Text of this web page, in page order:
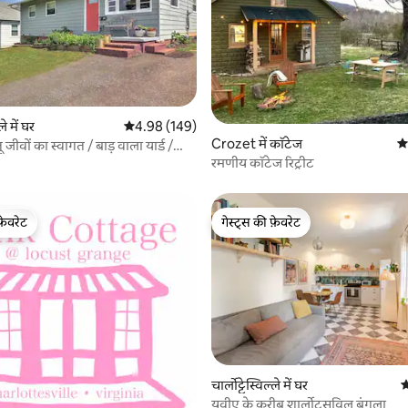
में घर औसत रेटिंग 5 में से 4.98, 149 समीक्षाएँ
4.98 (149)
का स्वागत / बाड़ वाला यार्ड /
Crozet में कॉटेज
रमणीय कॉटेज रिट्रीट
गेस्ट्स की फ़ेवरेट
गेस्ट्स की फ़ेवरेट
चार्लोट्टेस्विल्ले में घर
यूवीए के करीब शार्लोट्सविल बंगला